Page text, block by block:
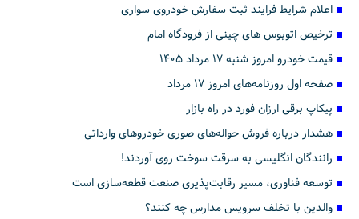
اعلام شرایط فرایند ثبت سفارش خودروی سواری
ترخیص اتوبوس های چینی از فرودگاه امام
قیمت خودرو امروز شنبه ۱۷ مرداد ۱۴۰۵
صفحه اول روزنامه‌های امروز ۱۷ مرداد
پیکاپ برقی ارزان فورد در راه بازار
هشدار درباره فروش حواله‌های صوری خودروهای وارداتی
رانندگان انگلیسی به سرقت سوخت روی آوردند!
توسعه فناوری، مسیر رقابت‌پذیری صنعت قطعه‌سازی است
والدین با تخلف سرویس مدارس چه کنند؟